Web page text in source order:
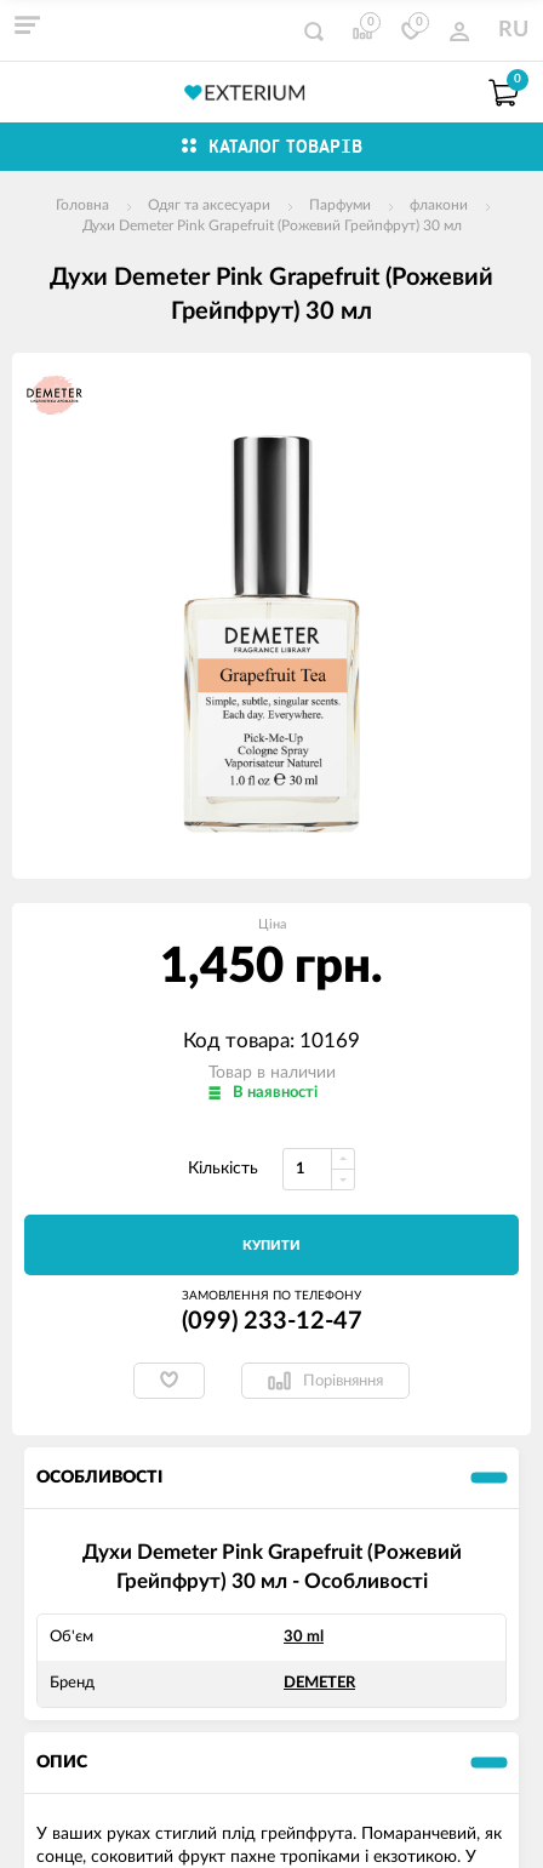
0 0 RU
0
КАТАЛОГ ТОВАРІВ
Головна Одяг та аксесуари Парфуми
флакони
Духи Demeter Pink Grapefruit (Рожевий Грейпфрут) 30 мл
Духи Demeter Pink Grapefruit (Рожевий
Грейпфрут) 30 мл
зображення
продуктів
Ціна
1,450 грн.
Код товара: 10169
Товар в наличии
В наявності
Кількість
КУПИТИ
ЗАМОВЛЕННЯ ПО ТЕЛЕФОНУ
(099) 233-12-47
Порівняння
ОСОБЛИВОСТІ
Духи Demeter Pink Grapefruit (Рожевий
Грейпфрут) 30 мл - Особливості
Об'єм 30 ml
Бренд DEMETER
ОПИС
У ваших руках стиглий плід грейпфрута. Помаранчевий, як
сонце, соковитий фрукт пахне тропіками і екзотикою. У